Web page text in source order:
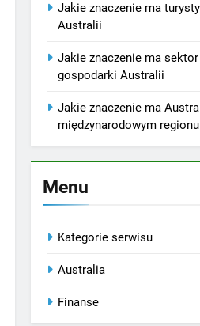
Jakie znaczenie ma
Australii
Jakie znaczenie ma
gospodarki Australii
Jakie znaczenie ma
międzynarodowym
Menu
Kategorie serwisu
Australia
Finanse